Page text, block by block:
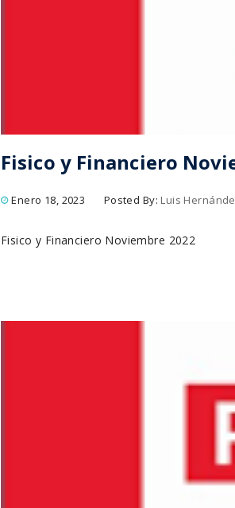
Fisico y Financiero
Enero 18, 2023 Posted By: Luis
Fisico y Financiero Noviembre 2022